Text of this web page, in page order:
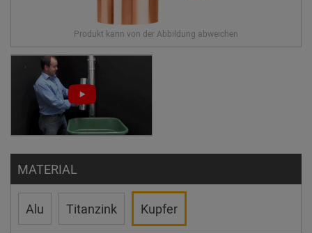
MATERIAL
Alu Titanzink Kupfer